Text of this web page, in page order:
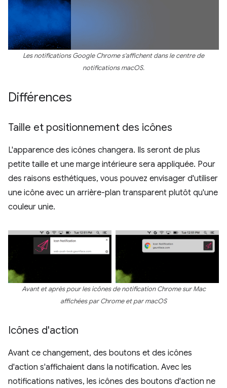
Les notifications Google Chrome s'affichent dans le centre de
notifications macOS.
Différences
Taille et positionnement des icônes
L'apparence des icônes changera. Ils seront de plus
petite taille et une marge intérieure sera appliquée. Pour
des raisons esthétiques, vous pouvez envisager d'utiliser
une icône avec un arrière-plan transparent plutôt qu'une
couleur unie.
Avant et après pour les icônes de notification Chrome sur Mac
affichées par Chrome et par macOS
Icônes d'action
Avant ce changement, des boutons et des icônes
d'action s'affichaient dans la notification. Avec les
notifications natives, les icônes des boutons d'action ne